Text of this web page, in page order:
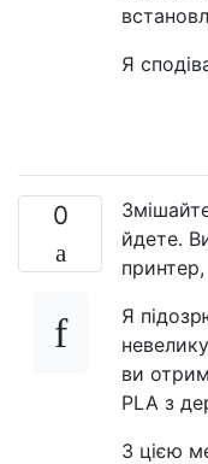
Я
0
йдете.
Я
ви
PLA з
З цією